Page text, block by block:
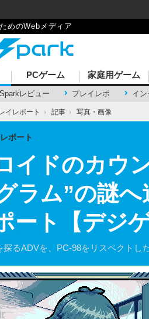
めのWebメディア
レビュー プレイレポ イン
PCゲーム 家庭用ゲーム
イレポート › 記事 › 写真・画像
イドのカウ
ラム”の謎
ート【デジ
るADVを、PC-98をリスペクトし
ポート